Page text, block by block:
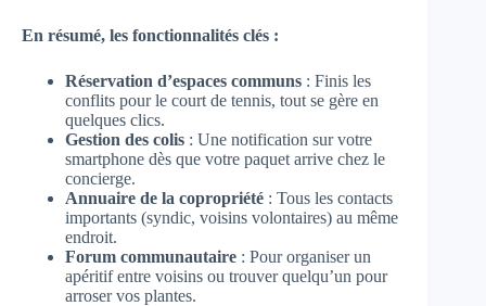
En résumé, les fonctionnalités clés :
Réservation d’espaces communs : Finis les
conflits pour le court de tennis, tout se gère en
quelques clics.
Gestion des colis : Une notification sur votre
smartphone dès que votre paquet arrive chez le
concierge.
Annuaire de la copropriété : Tous les contacts
importants (syndic, voisins volontaires) au même
endroit.
Forum communautaire : Pour organiser un
apéritif entre voisins ou trouver quelqu’un pour
arroser vos plantes.